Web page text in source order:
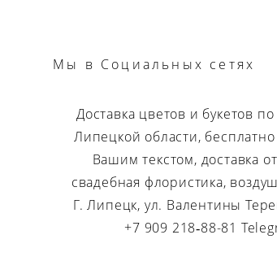
Мы в Социальных сетях
Доставка цветов и букетов
Липецкой области, бесплатно
Вашим текстом, доставка
свадебная флористика,
Г. Липецк, ул. Валентины
+7 909 218‑88-81